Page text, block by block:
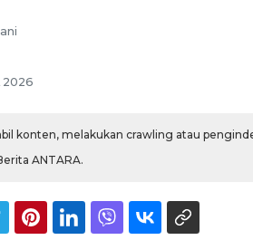
2026
konten, melakukan crawling atau
ANTARA.